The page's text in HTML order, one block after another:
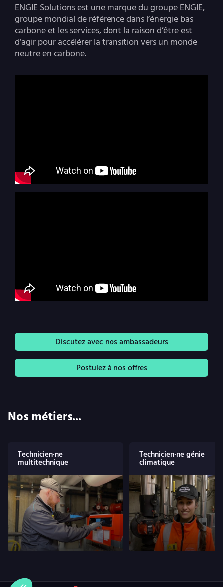
ENGIE Solutions est une marque du groupe ENGIE,
groupe mondial de référence dans l’énergie bas
carbone et les services, dont la raison d’être est
d’agir pour accélérer la transition vers un monde
neutre en carbone.
Discutez avec nos ambassadeurs
Postulez à nos offres
Nos métiers...
Technicien·ne
multitechnique
Technicien·ne génie
climatique